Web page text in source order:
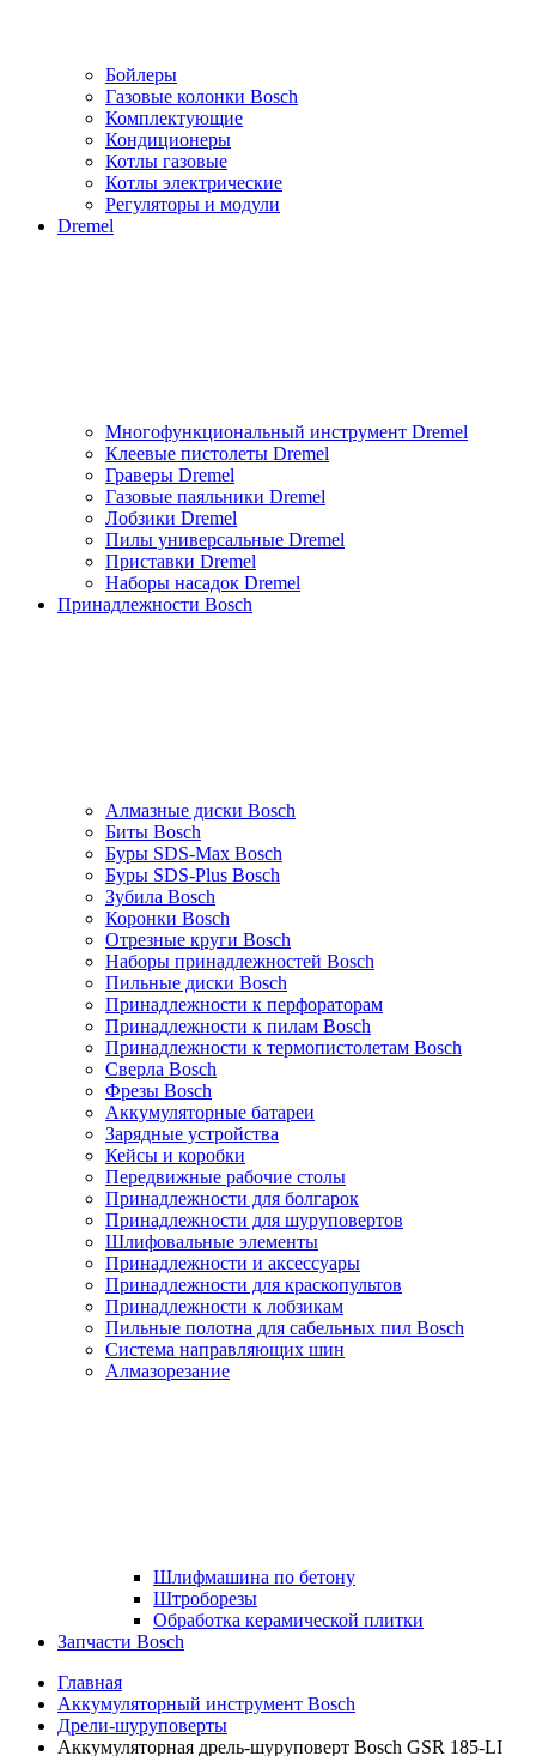
Бойлеры
Газовые колонки Bosch
Комплектующие
Кондиционеры
Котлы газовые
Котлы электрические
Регуляторы и модули
Dremel
Многофункциональный инструмент Dremel
Клеевые пистолеты Dremel
Граверы Dremel
Газовые паяльники Dremel
Лобзики Dremel
Пилы универсальные Dremel
Приставки Dremel
Наборы насадок Dremel
Принадлежности Bosch
Алмазные диски Bosch
Биты Bosch
Буры SDS-Max Bosch
Буры SDS-Plus Bosch
Зубила Bosch
Коронки Bosch
Отрезные круги Bosch
Наборы принадлежностей Bosch
Пильные диски Bosch
Принадлежности к перфораторам
Принадлежности к пилам Bosch
Принадлежности к термопистолетам Bosch
Сверла Bosch
Фрезы Bosch
Аккумуляторные батареи
Зарядные устройства
Кейсы и коробки
Передвижные рабочие столы
Принадлежности для болгарок
Принадлежности для шуруповертов
Шлифовальные элементы
Принадлежности и аксессуары
Принадлежности для краскопультов
Принадлежности к лобзикам
Пильные полотна для сабельных пил Bosch
Система направляющих шин
Алмазорезание
Шлифмашина по бетону
Штроборезы
Обработка керамической плитки
Запчасти Bosch
Главная
Аккумуляторный инструмент Bosch
Дрели-шуруповерты
Аккумуляторная дрель-шуруповерт Bosch GSR 185-LI